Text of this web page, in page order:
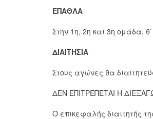
ΕΠΑΘΛΑ
Στην 1η, 2η και 3η ομάδα,
ΔΙΑΙΤΗΣΙΑ
Στους αγώνες θα
ΔΕΝ ΕΠΙΤΡΕΠΕΤΑΙ Η
Ο επικεφαλής διαιτητής